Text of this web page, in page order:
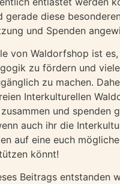
gerade diese
und Spenden
von Waldorfshop ist
zu fördern und
zu machen.
Interkulturellen
und spenden
auch ihr die
auf eine euch
könnt!
Beitrags entstanden